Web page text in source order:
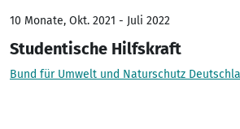
10 Monate, Okt. 2021 - Juli 2022
Studentische Hilfskraft
Bund für Umwelt und Naturschutz